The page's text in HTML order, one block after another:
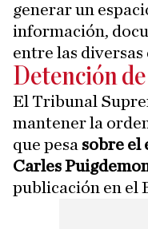
generar un
información,
entre las diversas
Detención
El Tribunal
mantener la
que pesa sobre el
Carles
publicación en el